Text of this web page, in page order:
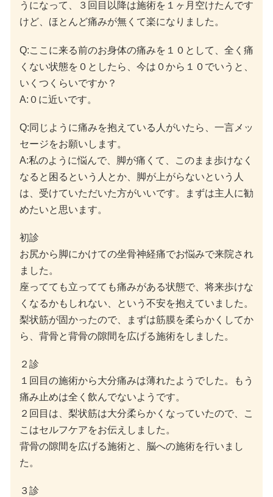
うになって、３回目以降は施術を１ヶ月空けたんです
けど、ほとんど痛みが無くて楽になりました。
Q:ここに来る前のお身体の痛みを１０として、全く痛
くない状態を０としたら、今は０から１０でいうと、
いくつくらいですか？
A:０に近いです。
Q:同じように痛みを抱えている人がいたら、一言メッ
セージをお願いします。
A:私のように悩んで、脚が痛くて、このまま歩けなく
なると困るという人とか、脚が上がらないという人
は、受けていただいた方がいいです。まずは主人に勧
めたいと思います。
初診
お尻から脚にかけての坐骨神経痛でお悩みで来院され
ました。
座ってても立ってても痛みがある状態で、将来歩けな
くなるかもしれない、という不安を抱えていました。
梨状筋が固かったので、まずは筋膜を柔らかくしてか
ら、背骨と背骨の隙間を広げる施術をしました。
２診
１回目の施術から大分痛みは薄れたようでした。もう
痛み止めは全く飲んでないようです。
２回目は、梨状筋は大分柔らかくなっていたので、こ
こはセルフケアをお伝えしました。
背骨の隙間を広げる施術と、脳への施術を行いまし
た。
３診